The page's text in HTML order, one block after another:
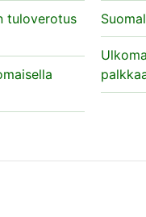
tuloverotus